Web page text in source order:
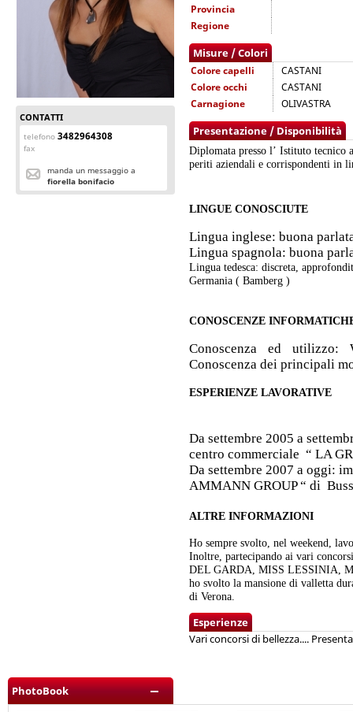
CONTATTI
telefono 3482964308
fax
manda un messaggio a
fiorella bonifacio
Provincia
Regione
Misure / Colori
Colore capelli
CASTANI
Colore occhi
CASTANI
Carnagione
OLIVASTRA
Presentazione / Disponibilità
Diplomata presso l’ Istituto tecnico
periti aziendali e corrispondenti in
LINGUE CONOSCIUTE
Lingua inglese: buona
Lingua spagnola: buona
Lingua tedesca: discreta,
Germania ( Bamberg )
CONOSCENZE
Conoscenza ed utilizzo:
Conoscenza dei principali
ESPERIENZE LAVORATIVE
Da settembre 2005 a
centro commerciale “ LA
Da settembre 2007 a oggi:
AMMANN GROUP “ di
ALTRE INFORMAZIONI
Ho sempre svolto, nel weekend,
Inoltre, partecipando ai vari
DEL GARDA, MISS LESSINIA,
ho svolto la mansione di valletta
di Verona.
Esperienze
Vari concorsi di bellezza....
PhotoBook